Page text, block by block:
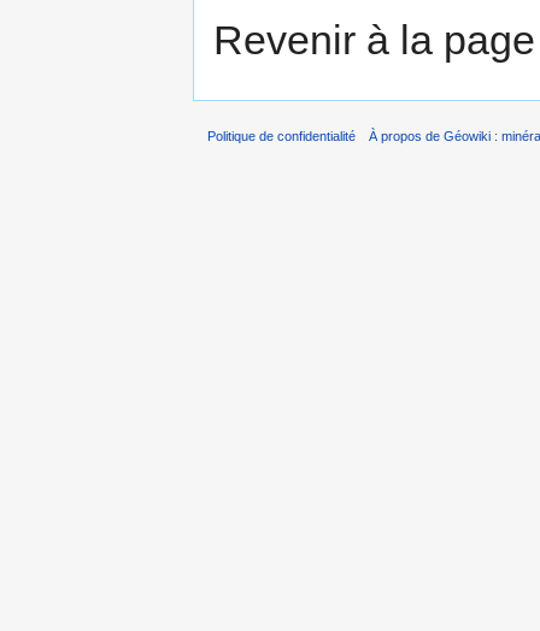
Revenir à la
Politique de confidentialité À propos de Géowiki :